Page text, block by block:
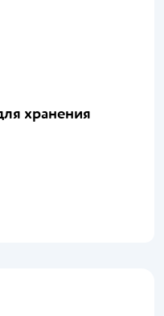
хранения